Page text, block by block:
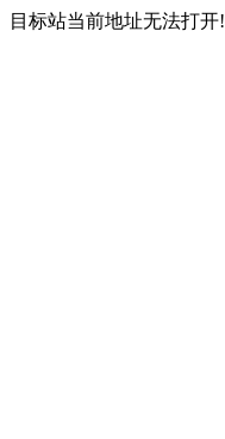
目标站当前地址无法打开!